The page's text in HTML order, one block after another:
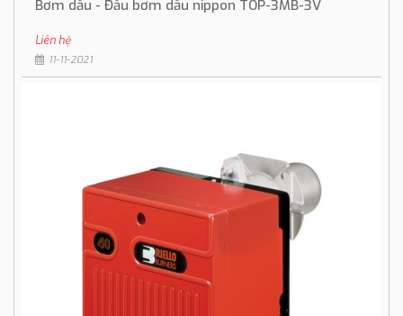
Bơm dầu - Đầu bơm dầu nippon TOP-3MB-3V
Liên hệ
11-11-2021